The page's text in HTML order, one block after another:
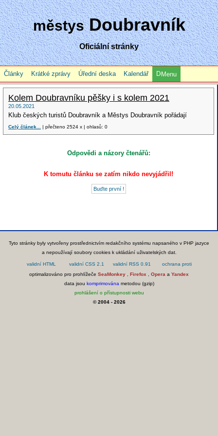
městysDoubravník
Oficiální stránky
Články Krátké zprávy Úřední deska Kalendář Menu
Kolem Doubravníku pěšky i s kolem 2021
20.05.2021
Klub českých turistů Doubravník a Městys Doubravník pořádají
Celý článek... | přečteno 2524 x | ohlasů: 0
Odpovědi a názory čtenářů:
K tomutu článku se zatím nikdo nevyjádřil!
Tyto stránky byly vytvořeny prostřednictvím redakčního systému napsaného v PHP jazyce
a nepoužívají soubory cookies k ukládání uživatelských dat.
optimalizováno pro prohlížeče SeaMonkey Firefox Opera a Yandex
data jsou komprimována metodou (gzip)
prohlášení o přístupnosti webu
© 2004 - 2026